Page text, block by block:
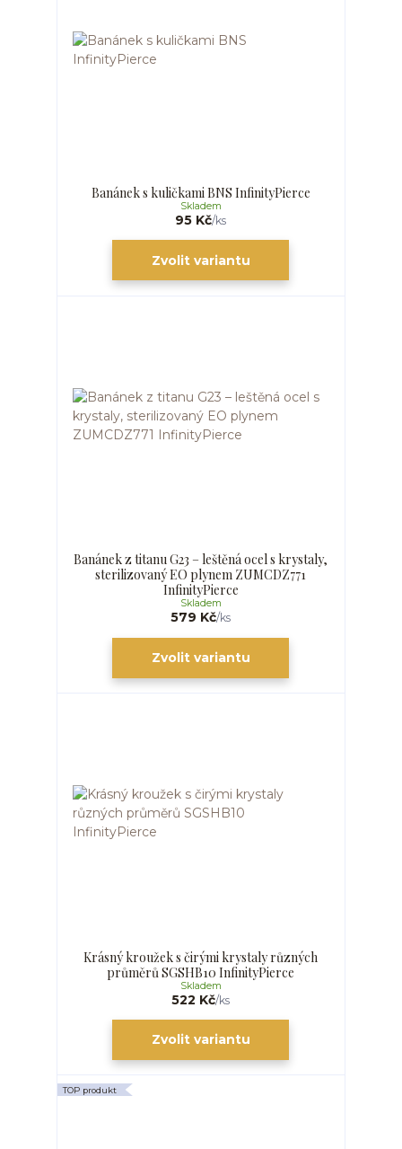
Banánek s kuličkami BNS InfinityPierce
95 Kč/ks
Skladem
Zvolit variantu
Banánek z titanu G23 – leštěná ocel s krystaly,
sterilizovaný EO plynem ZUMCDZ771
InfinityPierce
579 Kč/ks
Skladem
Zvolit variantu
Krásný kroužek s čirými krystaly různých
průměrů SGSHB10 InfinityPierce
522 Kč/ks
Skladem
Zvolit variantu
TOP produkt